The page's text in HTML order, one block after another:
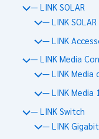
— LINK SOLAR
— LINK SOLAR
— LINK
— LINK Media
— LINK Media
— LINK Media
— LINK Switch
— LINK